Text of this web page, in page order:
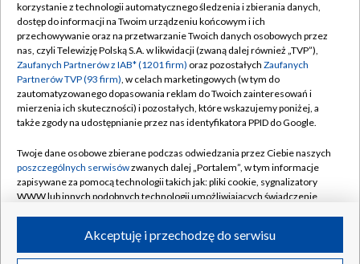
TVP
Abonament TVP
Emisja w TVP
Centrum informacji TVP
Naziemna Telewizja Cyfrowa
Rada Programowa
System NOS
Informacje o nadawcy
Program dla prasy
Regulamin TVP
Polityka prywatności
Moje zgody
Pomoc
Kontakt
Kanały
©2026 Telewizja Polska S.A. w likwidacji
korzystanie z technologii automatycznego śledzenia i zbierania danych,
dostęp do informacji na Twoim urządzeniu końcowym i ich
przechowywanie oraz na przetwarzanie Twoich danych osobowych przez
nas, czyli Telewizję Polską S.A. w likwidacji (zwaną dalej również „TVP”),
Zaufanych Partnerów z IAB* (1201 firm) oraz pozostałych Zaufanych
Partnerów TVP (93 firm), w celach marketingowych (w tym do
zautomatyzowanego dopasowania reklam do Twoich zainteresowań i
mierzenia ich skuteczności) i pozostałych, które wskazujemy poniżej, a
także zgody na udostępnianie przez nas identyfikatora PPID do Google.
Twoje dane osobowe zbierane podczas odwiedzania przez Ciebie naszych
poszczególnych serwisówzwanych dalej „Portalem”, w tym informacje
zapisywane za pomocą technologii takich jak: pliki cookie, sygnalizatory
WWW lub innych podobnych technologii umożliwiających świadczenie
ruchu w Internecie.Akceptuję i przechodzę do serwisu